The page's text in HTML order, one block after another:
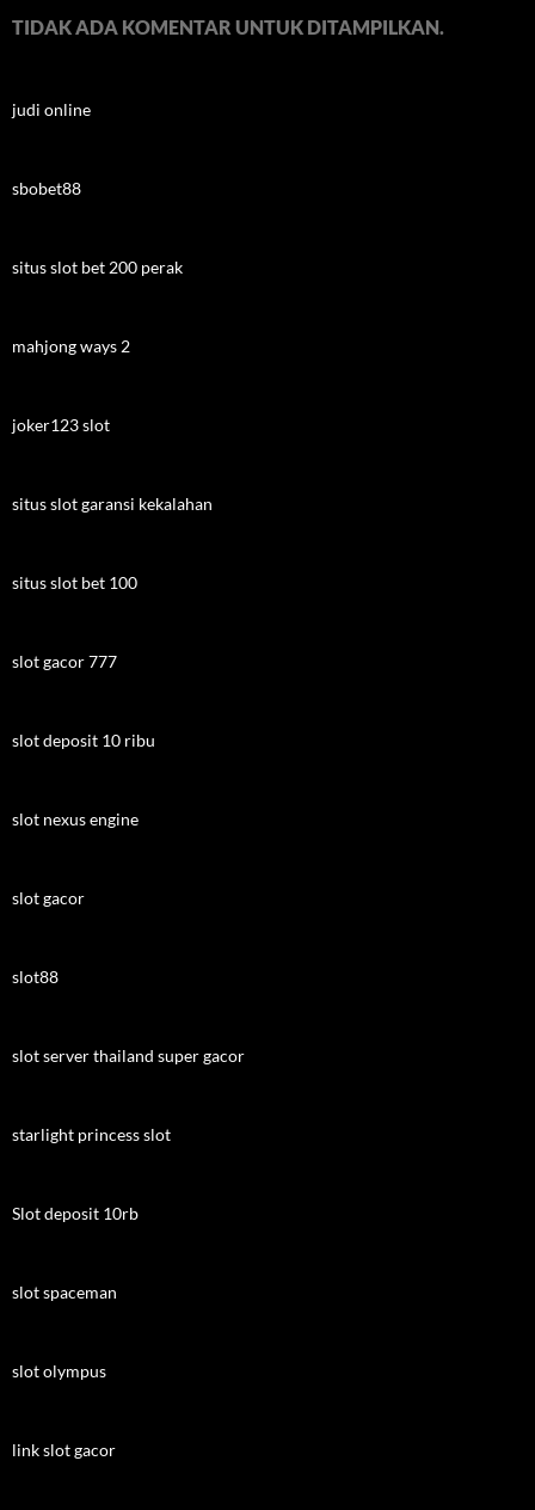
TIDAK ADA KOMENTAR UNTUK DITAMPILKAN.
judi online
sbobet88
situs slot bet 200 perak
mahjong ways 2
joker123 slot
situs slot garansi kekalahan
situs slot bet 100
slot gacor 777
slot deposit 10 ribu
slot nexus engine
slot gacor
slot88
slot server thailand super gacor
starlight princess slot
Slot deposit 10rb
slot spaceman
slot olympus
link slot gacor